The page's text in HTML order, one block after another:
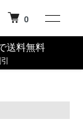
0
送料無料